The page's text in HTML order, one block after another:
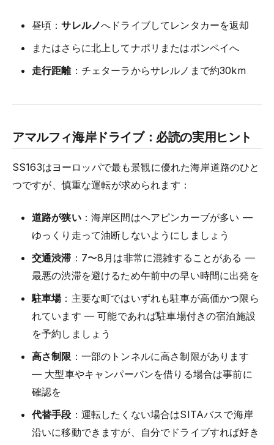
昼頃：サレルノへドライブしてレンタカーを返却
またはさらに北上してナポリまたはポンペイへ
走行距離：チェターラからサレルノまで約30km
アマルフィ海岸ドライブ：必読の実用ヒント
SS163はヨーロッパで最も景観に優れた海岸道路のひと
つですが、慎重な運転が求められます：
道路が狭い：海岸区間はヘアピンカーブが多い —
ゆっくり走って油断しないようにしましょう
交通渋滞 ：7〜8月は非常に混雑することがある —
最悪の渋滞を避けるため午前中の早い時間に出発を
駐車場：主要な町ではいずれも駐車が高価かつ限ら
れています — 可能であれば駐車場付きの宿泊施設
を予約しましょう
高さ制限 ：一部のトンネルに高さ制限があります
— 大型車やキャンパーバンを借りる場合は事前に
確認を
代替手段 ：運転したくない場合はSITAバスで海岸
沿いに移動できますが、自分でドライブすれば好き